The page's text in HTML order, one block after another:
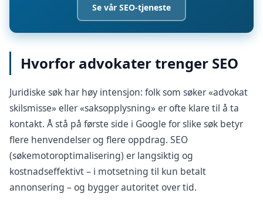
Se vår SEO-tjeneste
Hvorfor advokater trenger SEO
Juridiske søk har høy intensjon: folk som søker «advokat
skilsmisse» eller «saksopplysning» er ofte klare til å ta
kontakt. Å stå på første side i Google for slike søk betyr
flere henvendelser og flere oppdrag. SEO
(søkemotoroptimalisering) er langsiktig og
kostnadseffektivt – i motsetning til kun betalt
annonsering – og bygger autoritet over tid.